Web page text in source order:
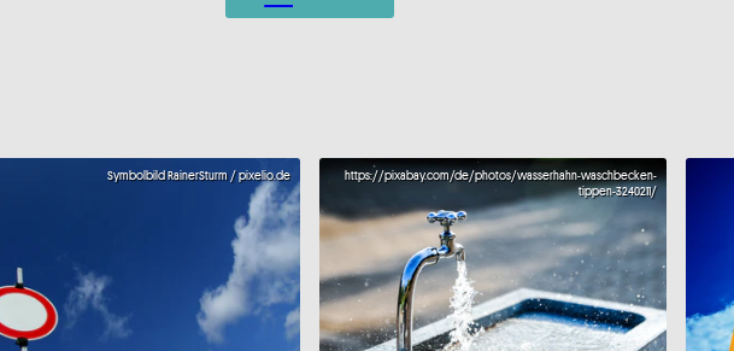
Symbolbild RainerSturm / pixelio.de
https://pixabay.com/de/photos/wasserhahn-waschbecken-
tippen-3240211/